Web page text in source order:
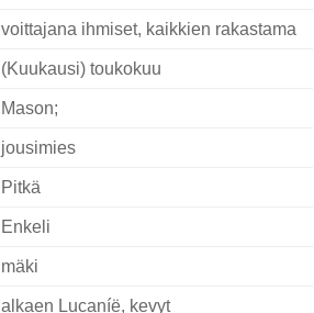
voittajana ihmiset, kaikkien rakastama
(Kuukausi) toukokuu
Mason;
jousimies
Pitkä
Enkeli
mäki
alkaen Lucaníë, kevyt